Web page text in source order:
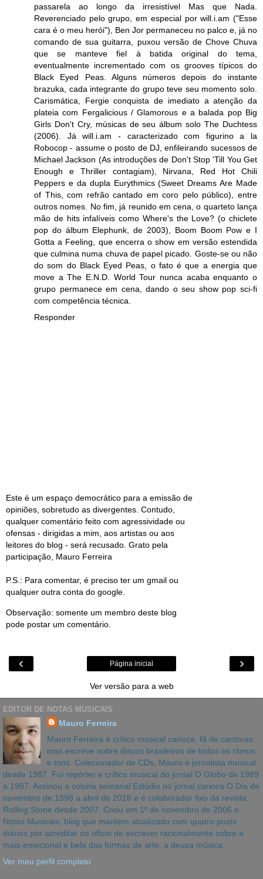
passarela ao longo da irresistível Mas que Nada.
Reverenciado pelo grupo, em especial por will.i.am ("Esse
cara é o meu herói"), Ben Jor permaneceu no palco e, já no
comando de sua guitarra, puxou versão de Chove Chuva
que se manteve fiel à batida original do tema,
eventualmente incrementado com os grooves típicos do
Black Eyed Peas. Alguns números depois do instante
brazuka, cada integrante do grupo teve seu momento solo.
Carismática, Fergie conquista de imediato a atenção da
plateia com Fergalicious / Glamorous e a balada pop Big
Girls Don't Cry, músicas de seu álbum solo The Duchtess
(2006). Já will.i.am - caracterizado com figurino a la
Robocop - assume o posto de DJ, enfileirando sucessos de
Michael Jackson (As introduções de Don't Stop 'Till You Get
Enough e Thriller contagiam), Nirvana, Red Hot Chili
Peppers e da dupla Eurythmics (Sweet Dreams Are Made
of This, com refrão cantado em coro pelo público), entre
outros nomes. No fim, já reunido em cena, o quarteto lança
mão de hits infalíveis como Where's the Love? (o chiclete
pop do álbum Elephunk, de 2003), Boom Boom Pow e I
Gotta a Feeling, que encerra o show em versão estendida
que culmina numa chuva de papel picado. Goste-se ou não
do som do Black Eyed Peas, o fato é que a energia que
move a The E.N.D. World Tour nunca acaba enquanto o
grupo permanece em cena, dando o seu show pop sci-fi
com competência técnica.
Responder
Este é um espaço democrático para a emissão de
opiniões, sobretudo as divergentes. Contudo,
qualquer comentário feito com agressividade ou
ofensas - dirigidas a mim, aos artistas ou aos
leitores do blog - será recusado. Grato pela
participação, Mauro Ferreira
P.S.: Para comentar, é preciso ter um gmail ou
qualquer outra conta do google.
Observação: somente um membro deste blog
pode postar um comentário.
‹ ›
Página inicial
Ver versão para a web
EDITOR DE NOTAS MUSICAIS
Mauro Ferreira
Mauro Ferreira é crítico musical carioca, fã de cantoras,
mas escreve sobre discos brasileiros de todos os ritmos
e tons. Colecionador de CDs, Mauro é jornalista musical
desde 1987. Foi repórter e crítico musical do jornal O Globo de 1989
a 1997. Assinou a coluna semanal Estúdio no jornal carioca O Dia de
novembro de 1998 a abril de 2016 e é colaborador fixo da revista
Rolling Stone desde 2007. Criou em 1º de novembro de 2006 o
Notas Musicais, blog que mantém atualizado com quatro posts
diários por acreditar no ofício de escrever racionalmente sobre a
mais emocional e bela das formas de arte, a deusa música.
Ver meu perfil completo